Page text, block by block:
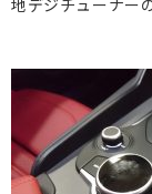
地デジチューナー